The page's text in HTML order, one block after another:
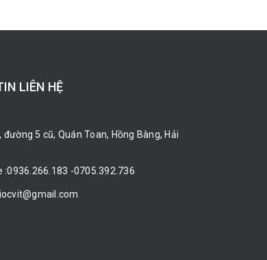
LIÊN HỆ
đường 5 cũ, Quán Toan, Hồng Bàng, Hải
:0936.266.183 -0705.392.736